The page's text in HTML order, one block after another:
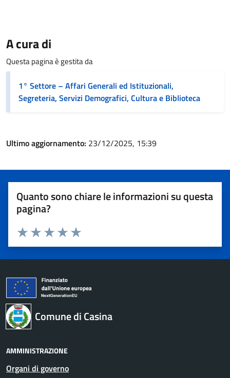
A cura di
Questa pagina è gestita da
1° Settore – Affari Generali ed Istituzionali,
Segreteria, Servizi Demografici, Cultura e Biblioteca
Ultimo aggiornamento: 23/12/2025, 15:39
Quanto sono chiare le informazioni su questa
pagina?
Valuta 5 stelle su 5
Valuta 4 stelle su 5
Valuta 3 stelle su 5
Valuta 2 stelle su 5
Valuta 1 stelle su 5
Comune di Casina
AMMINISTRAZIONE
Organi di governo